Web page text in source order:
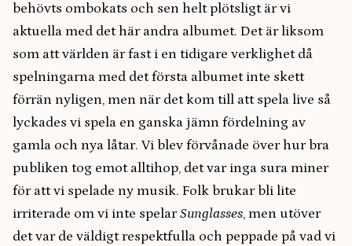
behövts ombokats och sen helt plötsligt är vi
aktuella med det här andra albumet. Det är liksom
som att världen är fast i en tidigare verklighet då
spelningarna med det första albumet inte skett
förrän nyligen, men när det kom till att spela live så
lyckades vi spela en ganska jämn fördelning av
gamla och nya låtar. Vi blev förvånade över hur bra
publiken tog emot alltihop, det var inga sura miner
för att vi spelade ny musik. Folk brukar bli lite
irriterade om vi inte spelarSunglasses, men utöver
det var de väldigt respektfulla och peppade på vad vi